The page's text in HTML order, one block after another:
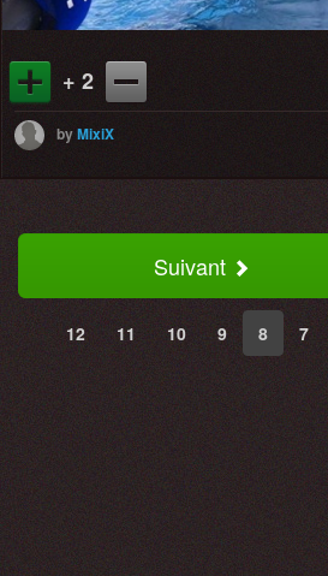
+ 2
byMixiX
Suivant
12 11 10 9 8 7